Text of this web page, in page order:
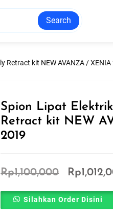
Search
Retract kit NEW AVANZA / XENIA
Spion Lipat
Retract kit NEW
2019
Rp1,100,000
Original
was:
Rp
Silahkan Order Disini